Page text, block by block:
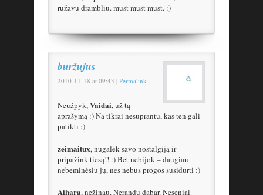
rūžavu drambliu. must must must. :)
buržujus
2010-11-18 at 09:43 | Permalink
Neužpyk, Vaidai, už tą
aprašymą :) Na tikrai nesuprantu, kas ten gali
patikti :)
zeimaitux, nugalėk savo nostalgiją ir
pripažink tiesą!! :) Bet nebijok – daugiau
nebeminėsiu jų, nes nebus progos susidurti :)
Aihara, nežinau. Nerandu dabar. Neseniai